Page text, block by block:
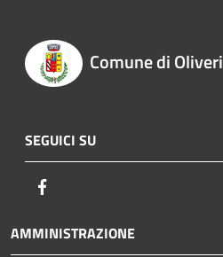
Comune di Oliveri
SEGUICI SU
AMMINISTRAZIONE